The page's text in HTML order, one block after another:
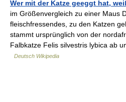
Wer mit der Katze geeggt hat,
im Größenvergleich zu einer Maus
fleischfressendes, zu den Katzen
stammt ursprünglich von der
Falbkatze Felis silvestris lybica ab
Deutsch Wikipedia